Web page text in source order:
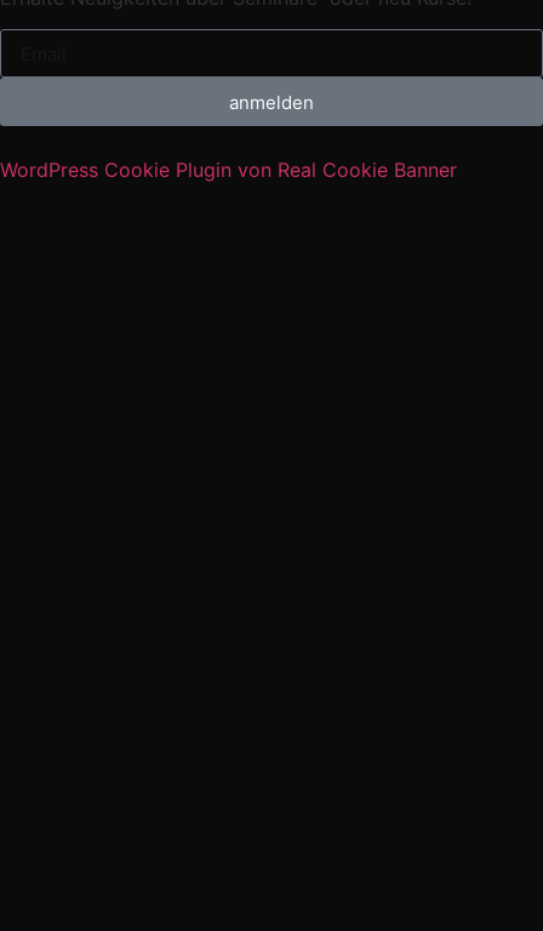
anmelden
WordPress Cookie Plugin von Real Cookie Banner